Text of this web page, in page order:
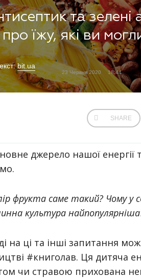
та зелені
про їжу, які ви
bit.ua
23 Червня 2020 18:44
SHARE
джерело нашої
фрукта саме такий? Чому у
культура
на ці та інші запитання
#книголав. Ця дитяча
чи стравою прихована